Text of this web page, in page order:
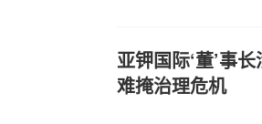
亚钾国际‘董’事
难掩治理危机